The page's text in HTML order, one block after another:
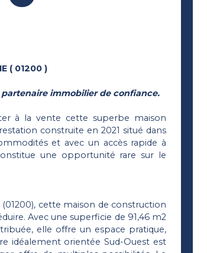
( 01200 )
immobilier de confiance.
à la vente cette superbe maison
construite en 2021 situé dans
et avec un accès rapide à
une opportunité rare sur le
cette maison de construction
Avec une superficie de 91,46 m2
elle offre un espace pratique,
idéalement orientée Sud-Ouest est